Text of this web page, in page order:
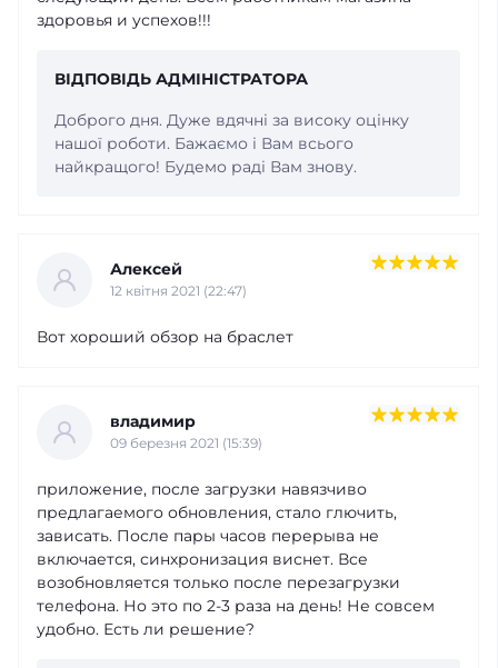
здоровья и успехов!!!
ВІДПОВІДЬ АДМІНІСТРАТОРА
Доброго дня. Дуже вдячні за високу оцінку
нашої роботи. Бажаємо і Вам всього
найкращого! Будемо раді Вам знову.
Алексей
12 квітня 2021 (22:47)
Вот хороший обзор на браслет
владимир
09 березня 2021 (15:39)
приложение, после загрузки навязчиво
предлагаемого обновления, стало глючить,
зависать. После пары часов перерыва не
включается, синхронизация виснет. Все
возобновляется только после перезагрузки
телефона. Но это по 2-3 раза на день! Не совсем
удобно. Есть ли решение?